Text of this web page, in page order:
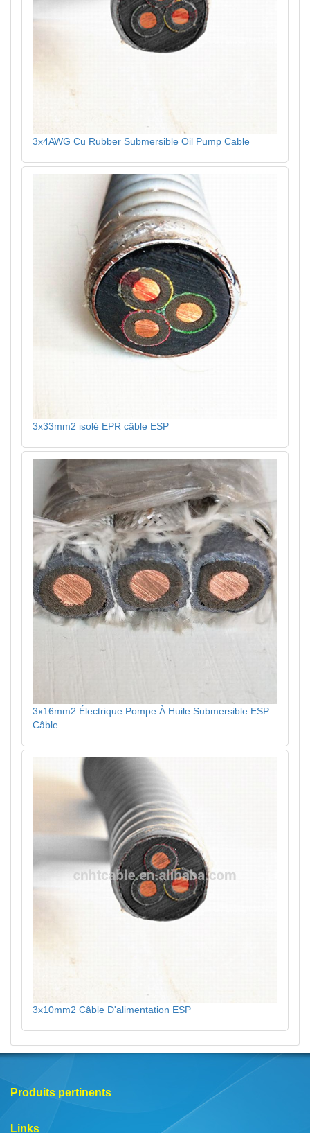
3x4AWG Cu Rubber Submersible Oil Pump Cable
3x33mm2 isolé EPR câble ESP
3x16mm2 Électrique Pompe À Huile Submersible ESP
Câble
3x10mm2 Câble D'alimentation ESP
Produits pertinents
Links